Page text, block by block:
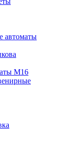
автоматы
М16